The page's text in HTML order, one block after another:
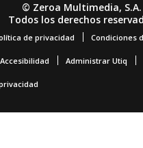
© Zeroa Multimedia, S.A.
Todos los derechos
de privacidad Condiciones
Accesibilidad Administrar Utiq